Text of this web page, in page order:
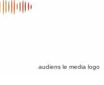
audiens le media logo